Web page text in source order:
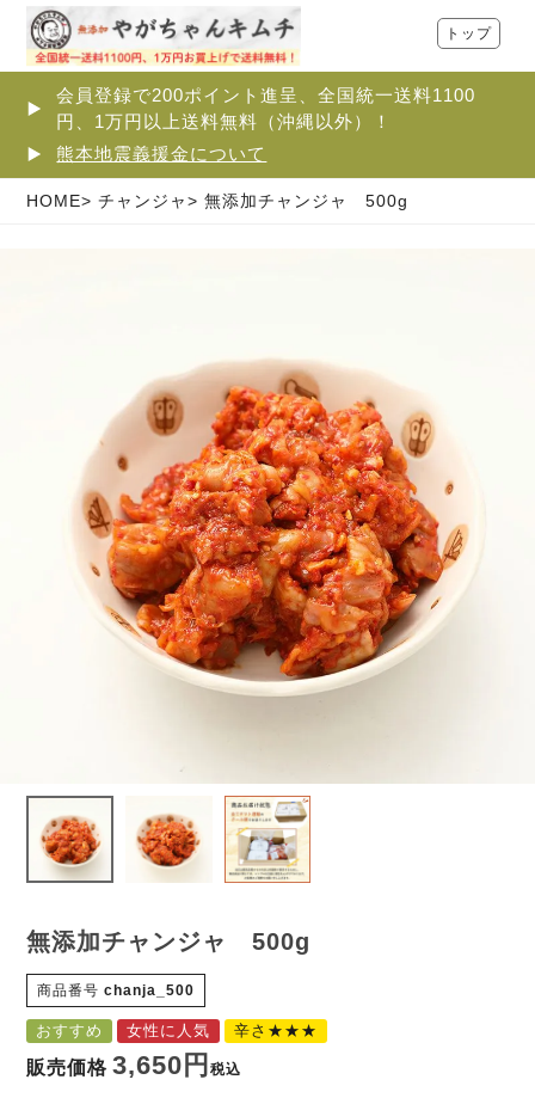
会員登録で200ポイント進呈、全国統一送料1100
円、1万円以上送料無料（沖縄以外）！
熊本地震義援金について
トップ
HOME チャンジャ 無添加チャンジャ 500g
無添加チャンジャ 500g
商品番号 chanja_500
おすすめ 女性に人気 辛さ★★★
販売価格 3,650 税込